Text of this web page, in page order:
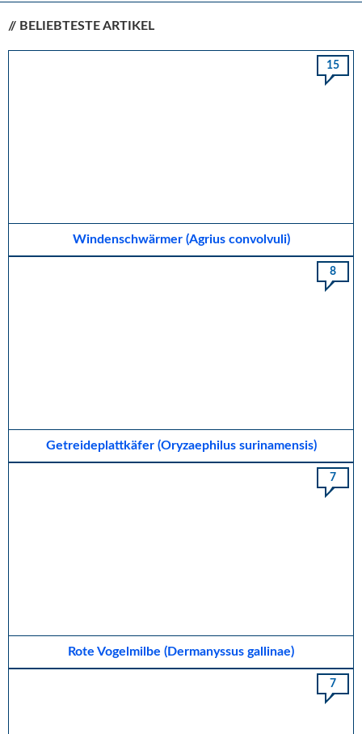
// BELIEBTESTE ARTIKEL
Windenschwärmer (Agrius convolvuli)
15
Getreideplattkäfer (Oryzaephilus surinamensis)
8
Rote Vogelmilbe (Dermanyssus gallinae)
7
7